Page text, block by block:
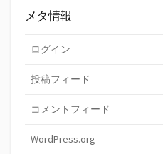
メタ情報
ログイン
投稿フィード
コメントフィード
WordPress.org